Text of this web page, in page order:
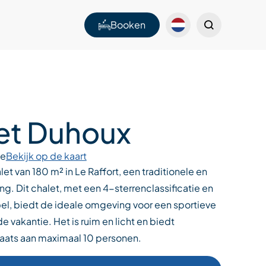
Booken
Duhoux
Bekijk op de kaart
van 180 m² in Le Raffort, een traditionele en
Dit chalet, met een 4-sterrenclassificatie en
biedt de ideale omgeving voor een sportieve
vakantie. Het is ruim en licht en biedt
aan maximaal 10 personen.